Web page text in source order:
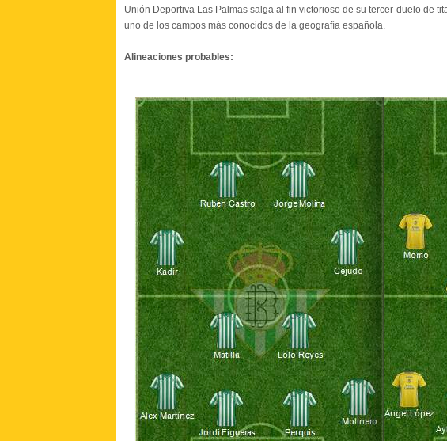
Unión Deportiva Las Palmas salga al fin victorioso de su tercer duelo de
uno de los campos más conocidos de la geografía española.
Alineaciones probables: